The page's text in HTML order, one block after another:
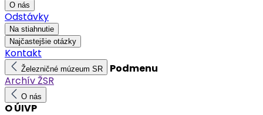
O nás
Odstávky
Na stiahnutie
Najčastejšie otázky
Kontakt
Železničné múzeum SR
Podmenu
Archív ŽSR
O nás
O ÚIVP